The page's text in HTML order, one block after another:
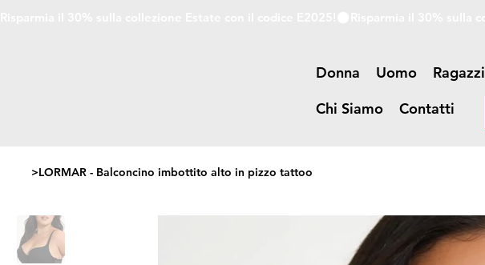
Donna Uomo Ragazzi
Chi Siamo
Contatti
>LORMAR - Balconcino imbottito alto in pizzo tattoo